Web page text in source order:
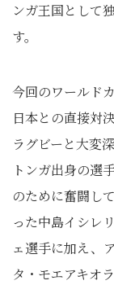
ンガ王国として
す。
今回のワールド
日本との直接対
ラグビーと大変
トンガ出身の選
のために奮闘し
った中島イシレ
ェ選手に加え、
タ・モエアキオ